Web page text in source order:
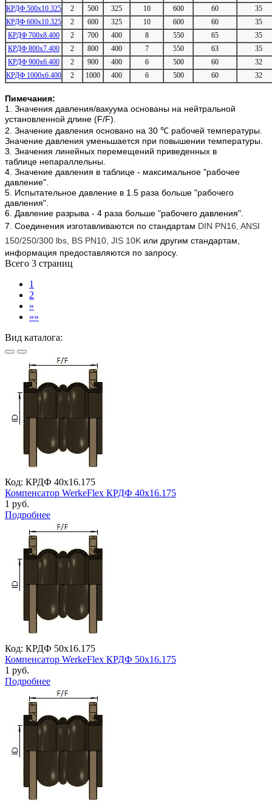
КРДФ 500х10.325
2 500 325 10 600 60
35
КРДФ 600х10.325
2 600 325 10 600 60
35
КРДФ 700х8.400
2 700 400 8 550 65
35
КРДФ 800х7.400
2 800 400 7 550 63
35
КРДФ 900х6.400
2 900 400 6 500 60
32
КРДФ 1000х6.400
2 1000 400 6 500 60 32
Пимечания:
1. Значения давления/вакуума основаны на нейтральной
установленной длине (F/F).
2. Значение давления основано на 30 ℃ рабочей температуры.
Значение давления уменьшается при повышении температуры.
3. Значения линейных перемещений приведенных в
таблице непараллельны.
4. Значение давления в таблице - максимальное "рабочее
давление".
5. Испытательное давление в 1.5 раза больше "рабочего
давления".
6. Давление разрыва - 4 раза больше "рабочего давления".
7. Соединения изготавливаются по стандартам DIN PN16, ANSI
150/250/300 lbs, BS PN10, JIS 10K или другим стандартам,
информация предоставляются по запросу.
Всего 3 страниц
1
2
»
»»
Вид каталога:
Код: КРДФ 40х16.175
Компенсатор WerkeFlex КРДФ 40х16.175
1 руб.
Подробнее
Код: КРДФ 50х16.175
Компенсатор WerkeFlex КРДФ 50х16.175
1 руб.
Подробнее